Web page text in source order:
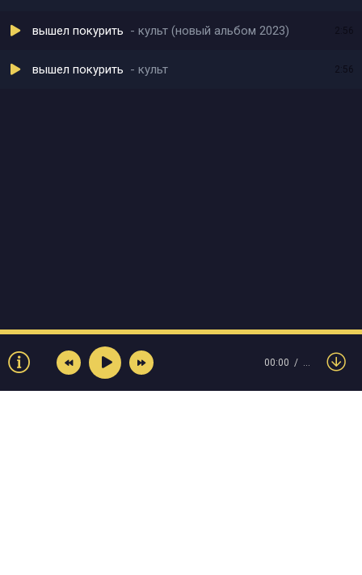
вышел покурить культ (новый альбом 2023)
вышел покурить культ 2:56
00:00 …